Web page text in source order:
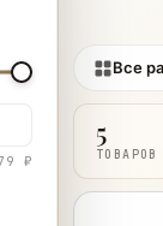
Все
5
ТОВАРОВ
₽